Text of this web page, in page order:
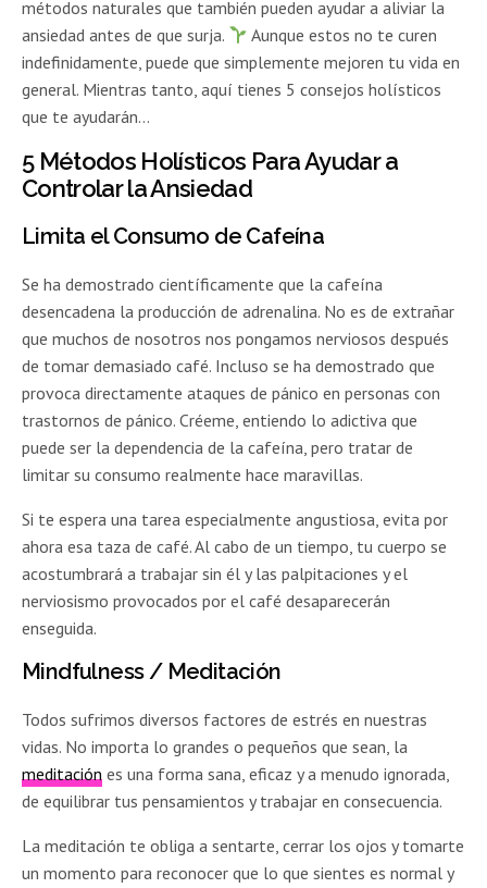
métodos naturales que también pueden ayudar a aliviar la
ansiedad antes de que surja.
Aunque estos no te curen
indefinidamente, puede que simplemente mejoren tu vida en
general. Mientras tanto, aquí tienes 5 consejos holísticos
que te ayudarán…
5 Métodos Holísticos Para Ayudar a
Controlar la Ansiedad
Limita el Consumo de Cafeína
Se ha demostrado científicamente que la cafeína
desencadena la producción de adrenalina. No es de extrañar
que muchos de nosotros nos pongamos nerviosos después
de tomar demasiado café. Incluso se ha demostrado que
provoca directamente ataques de pánico en personas con
trastornos de pánico. Créeme, entiendo lo adictiva que
puede ser la dependencia de la cafeína, pero tratar de
limitar su consumo realmente hace maravillas.
Si te espera una tarea especialmente angustiosa, evita por
ahora esa taza de café. Al cabo de un tiempo, tu cuerpo se
acostumbrará a trabajar sin él y las palpitaciones y el
nerviosismo provocados por el café desaparecerán
enseguida.
Mindfulness / Meditación
Todos sufrimos diversos factores de estrés en nuestras
vidas. No importa lo grandes o pequeños que sean, la
meditación es una forma sana, eficaz y a menudo ignorada,
de equilibrar tus pensamientos y trabajar en consecuencia.
La meditación te obliga a sentarte, cerrar los ojos y tomarte
un momento para reconocer que lo que sientes es normal y